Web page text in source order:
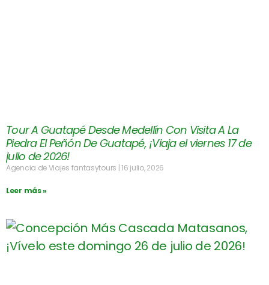
Tour A Guatapé Desde Medellín Con Visita A La
Piedra El Peñón De Guatapé, ¡Viaja el viernes 17 de
julio de 2026!
Agencia de Viajes fantasytours 16 julio, 2026
Leer más »